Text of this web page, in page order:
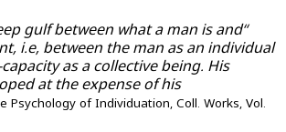
gulf between what a man is and
i.e, between the man as an individual
as a collective being. His
at the expense of his
Psychology of Individuation, Coll. Works, Vol.